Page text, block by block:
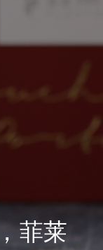
菲莱